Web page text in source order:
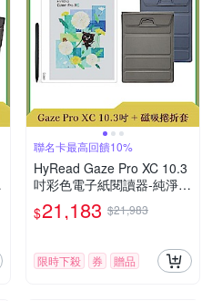
聯名卡最高回饋10%
HyRead Gaze Pro XC 10.3
吋彩色電子紙閱讀器-純淨白
+磁吸捲折套 (組合)
$21,183 $21,983
限時下殺 券 贈品